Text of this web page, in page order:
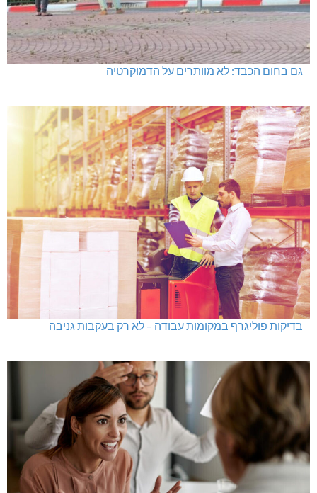
גם בחום הכבד: לא מוותרים על הדמוקרטיה
בדיקות פוליגרף במקומות עבודה – לא רק בעקבות גניבה